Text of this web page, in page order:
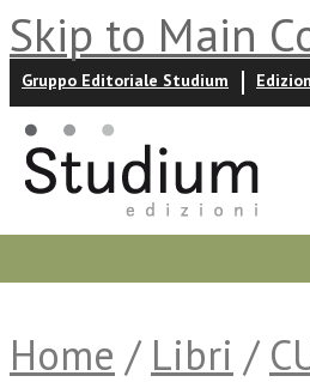
Skip to Main
Gruppo Editoriale Studium
Home / Libri /